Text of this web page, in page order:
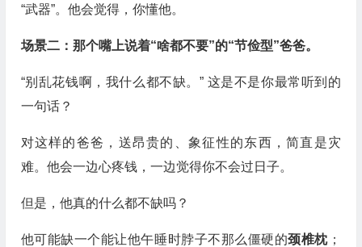
“武器”。他会觉得，你懂他。
场景二：那个嘴上说着“啥都不要”的“节俭型”爸爸。
“别乱花钱啊，我什么都不缺。” 这是不是你最常听到的
一句话？
对这样的爸爸，送昂贵的、象征性的东西，简直是灾
难。他会一边心疼钱，一边觉得你不会过日子。
但是，他真的什么都不缺吗？
他可能缺一个能让他午睡时脖子不那么僵硬的颈椎枕；